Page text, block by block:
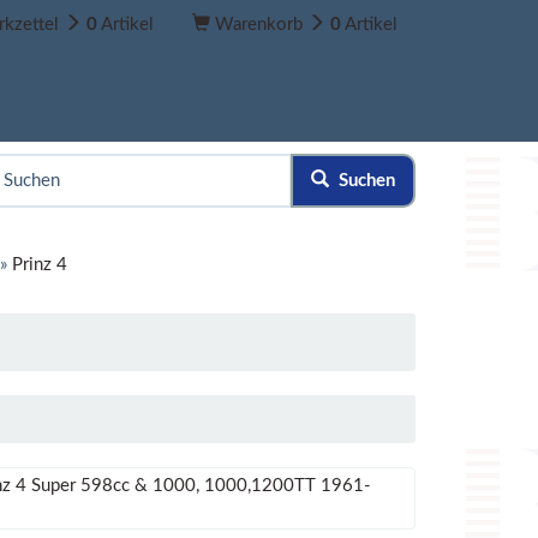
0 Artikel Warenkorb 0 Artikel
Suchen
» Prinz 4
4 Super 598cc & 1000, 1000,1200TT 1961-